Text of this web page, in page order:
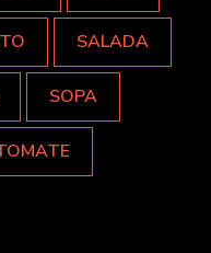
SALADA
SOPA